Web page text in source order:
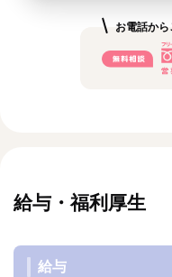
お電話か
給与・福利厚生
給与